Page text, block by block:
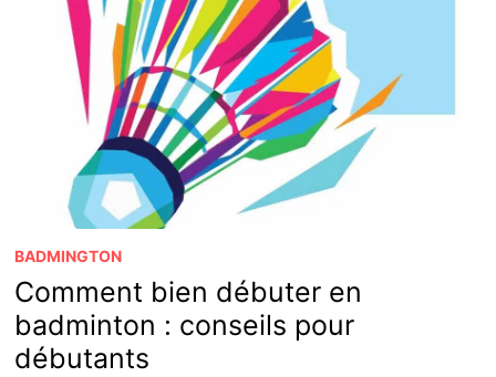
MONDIAL
BADMINGTON
Comment bien débuter en
badminton : conseils pour
débutants